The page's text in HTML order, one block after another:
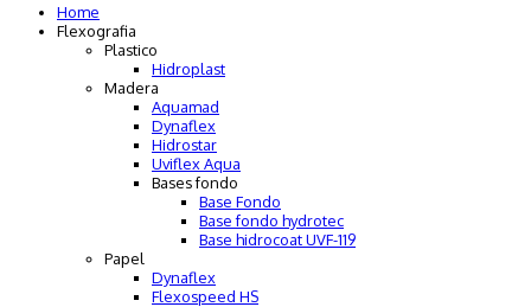
Home
Flexografia
Plastico
Hidroplast
Madera
Aquamad
Dynaflex
Hidrostar
Uviflex Aqua
Bases fondo
Base Fondo
Base fondo hydrotec
Base hidrocoat UVF-119
Papel
Dynaflex
Flexospeed HS